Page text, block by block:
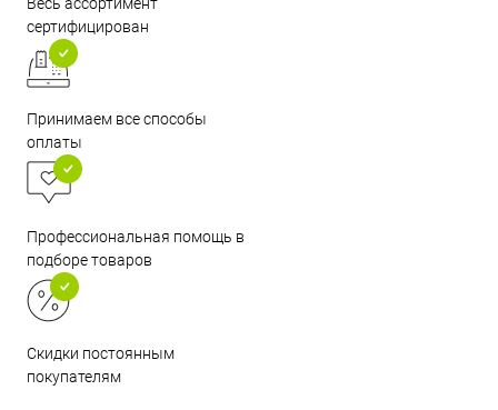
сертифицирован
Принимаем все способы
оплаты
Профессиональная помощь в
подборе товаров
Скидки постоянным
покупателям